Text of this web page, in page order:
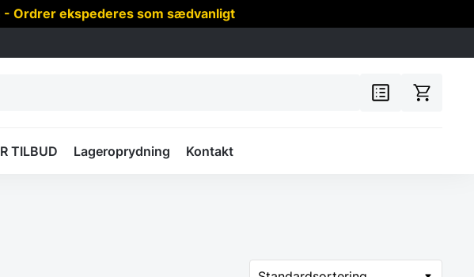
Ordrer ekspederes som sædvanligt
TILBUD Lageroprydning Kontakt